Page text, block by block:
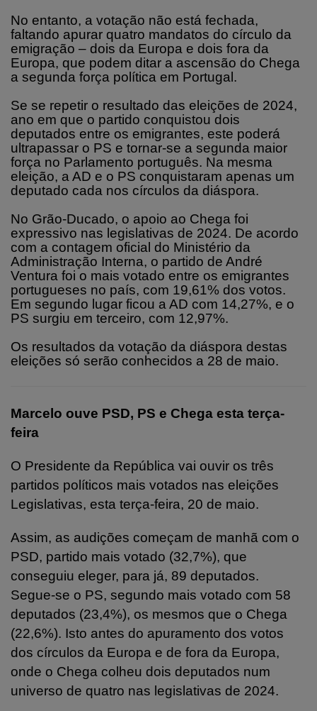
No entanto, a votação não está fechada,
faltando apurar quatro mandatos do círculo da
emigração – dois da Europa e dois fora da
Europa, que podem ditar a ascensão do Chega
a segunda força política em Portugal.
Se se repetir o resultado das eleições de 2024,
ano em que o partido conquistou dois
deputados entre os emigrantes, este poderá
ultrapassar o PS e tornar-se a segunda maior
força no Parlamento português. Na mesma
eleição, a AD e o PS conquistaram apenas um
deputado cada nos círculos da diáspora.
No Grão-Ducado, o apoio ao Chega foi
expressivo nas legislativas de 2024. De acordo
com a contagem oficial do Ministério da
Administração Interna, o partido de André
Ventura foi o mais votado entre os emigrantes
portugueses no país, com 19,61% dos votos.
Em segundo lugar ficou a AD com 14,27%, e o
PS surgiu em terceiro, com 12,97%.
Os resultados da votação da diáspora destas
eleições só serão conhecidos a 28 de maio.
Marcelo ouve PSD, PS e Chega esta terça-
feira
O Presidente da República vai ouvir os três
partidos políticos mais votados nas eleições
Legislativas, esta terça-feira, 20 de maio.
Assim, as audições começam de manhã com o
PSD, partido mais votado (32,7%), que
conseguiu eleger, para já, 89 deputados.
Segue-se o PS, segundo mais votado com 58
deputados (23,4%), os mesmos que o Chega
(22,6%). Isto antes do apuramento dos votos
dos círculos da Europa e de fora da Europa,
onde o Chega colheu dois deputados num
universo de quatro nas legislativas de 2024.